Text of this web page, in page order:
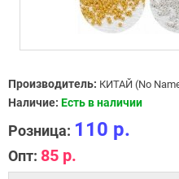
Производитель: КИТАЙ (No
Наличие: Есть в наличии
Розница: 110 р.
Опт: 85 р.